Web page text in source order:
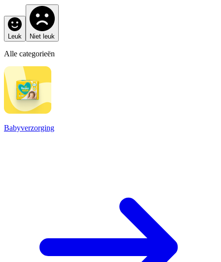
Leuk Niet leuk
Alle categorieën
Babyverzorging